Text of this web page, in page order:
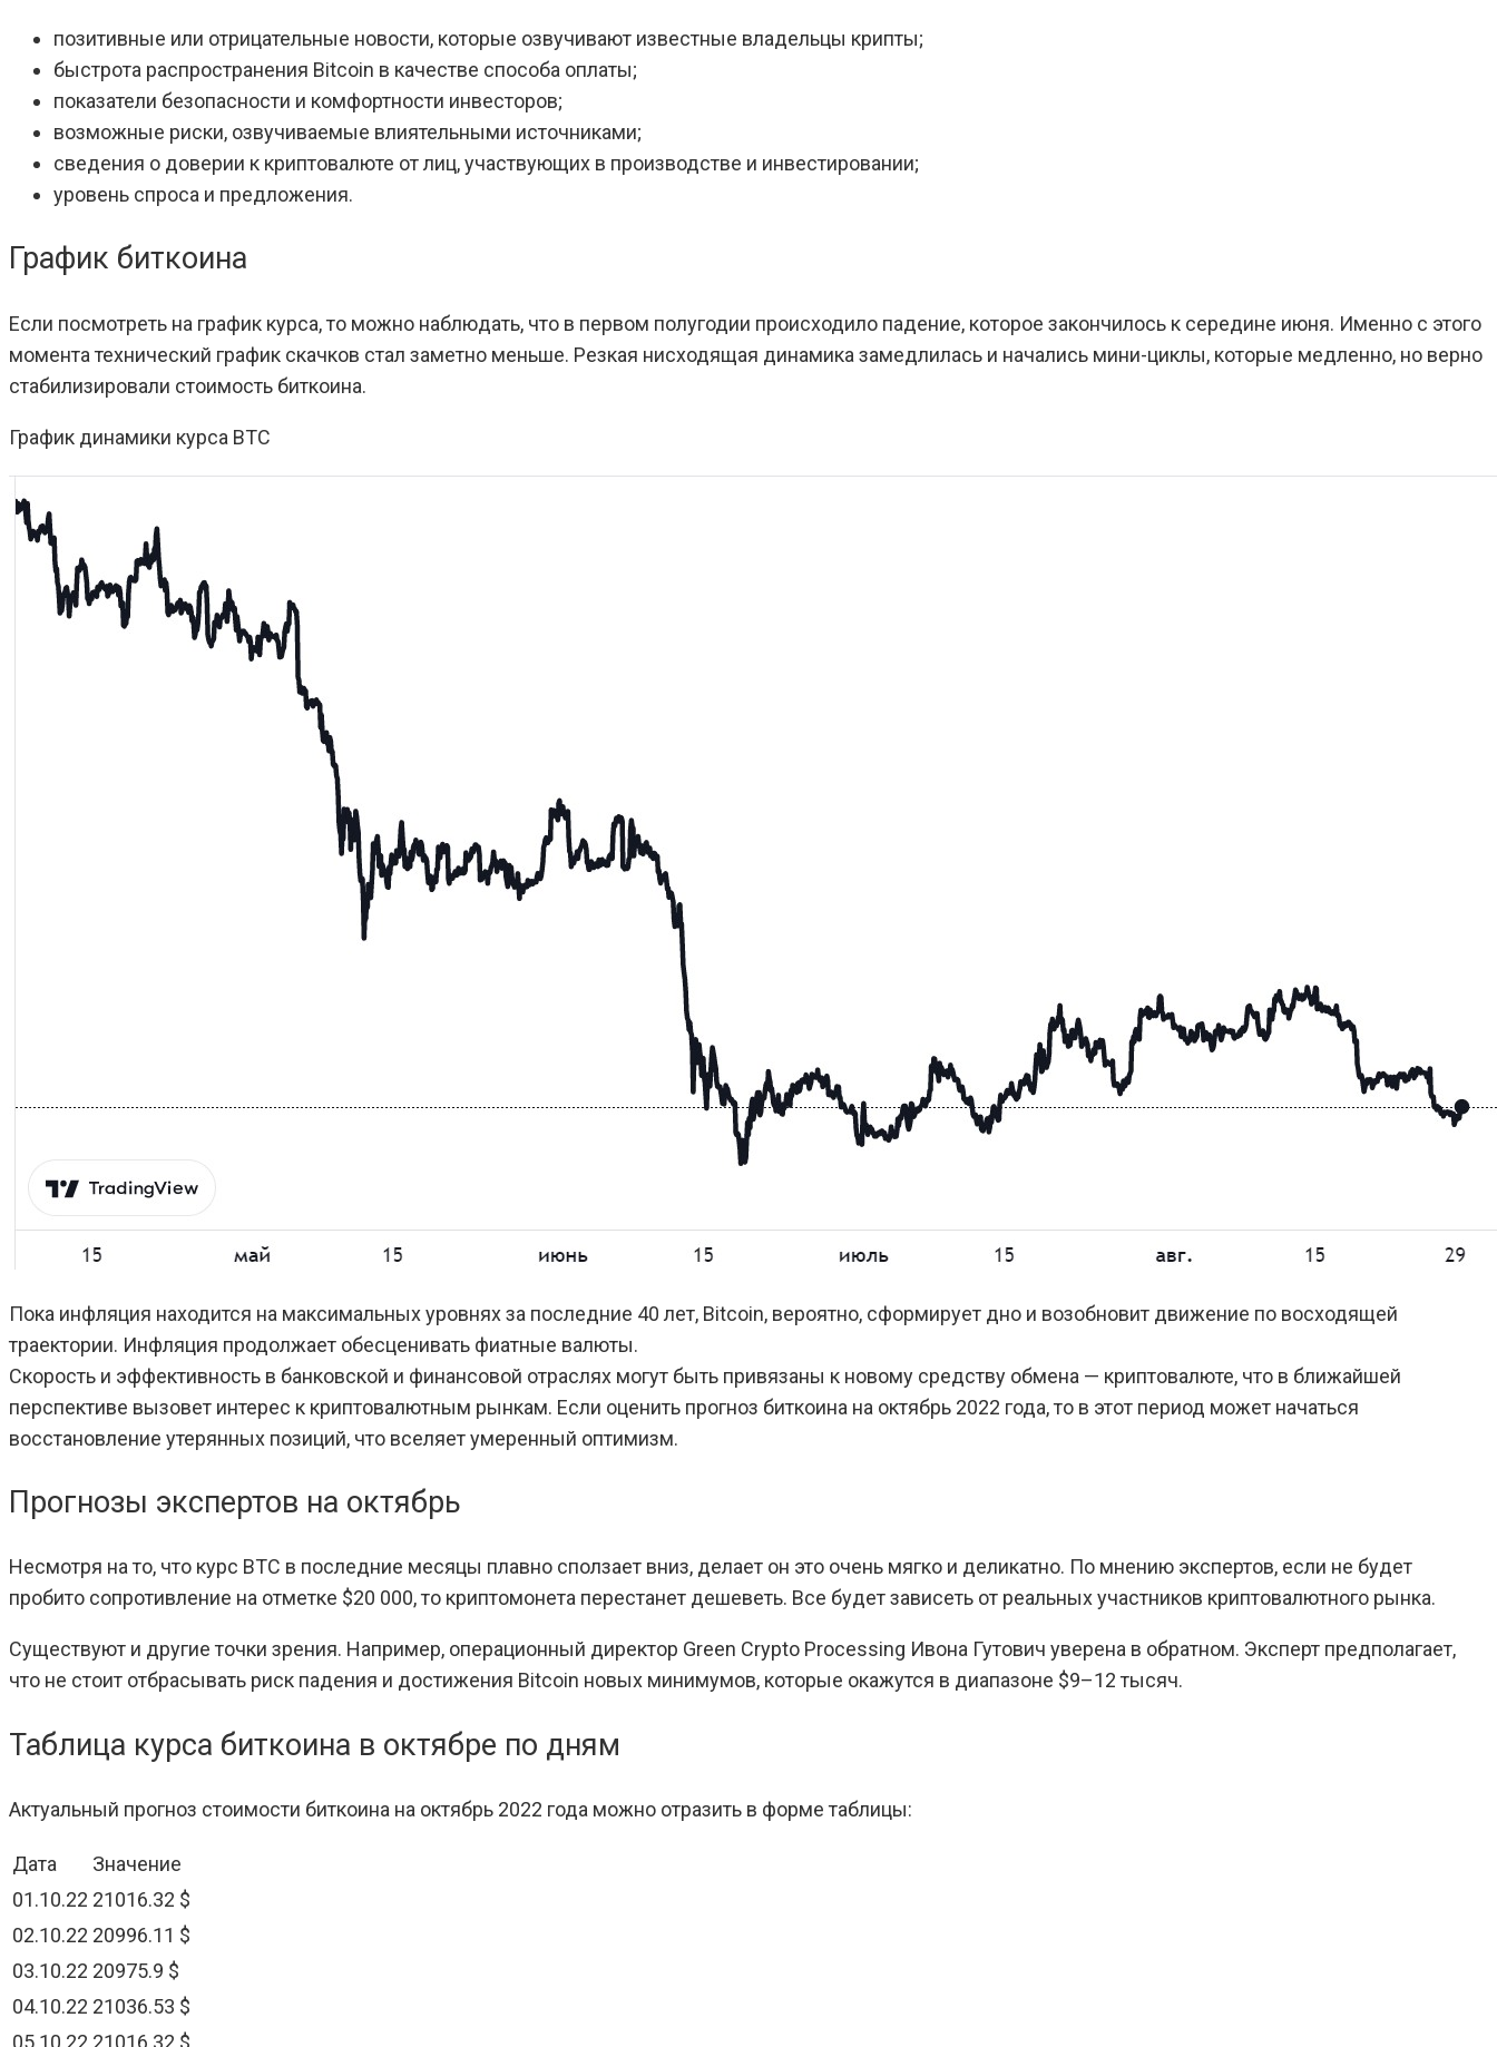
позитивные или отрицательные новости, которые озвучивают известные владельцы крипты;
быстрота распространения Bitcoin в качестве способа оплаты;
показатели безопасности и комфортности инвесторов;
возможные риски, озвучиваемые влиятельными источниками;
сведения о доверии к криптовалюте от лиц, участвующих в производстве и инвестировании;
уровень спроса и предложения.
График биткоина
Если посмотреть на график курса, то можно наблюдать, что в первом полугодии происходило падение, которое закончилось к середине июня. Именно с этого
момента технический график скачков стал заметно меньше. Резкая нисходящая динамика замедлилась и начались мини-циклы, которые медленно, но верно
стабилизировали стоимость биткоина.
График динамики курса BTC
Пока инфляция находится на максимальных уровнях за последние 40 лет, Bitcoin, вероятно, сформирует дно и возобновит движение по восходящей
траектории. Инфляция продолжает обесценивать фиатные валюты.
Скорость и эффективность в банковской и финансовой отраслях могут быть привязаны к новому средству обмена — криптовалюте, что в ближайшей
перспективе вызовет интерес к криптовалютным рынкам. Если оценить прогноз биткоина на октябрь 2022 года, то в этот период может начаться
восстановление утерянных позиций, что вселяет умеренный оптимизм.
Прогнозы экспертов на октябрь
Несмотря на то, что курс BTC в последние месяцы плавно сползает вниз, делает он это очень мягко и деликатно. По мнению экспертов, если не будет
пробито сопротивление на отметке $20 000, то криптомонета перестанет дешеветь. Все будет зависеть от реальных участников криптовалютного рынка.
Существуют и другие точки зрения. Например, операционный директор Green Crypto Processing Ивона Гутович уверена в обратном. Эксперт предполагает,
что не стоит отбрасывать риск падения и достижения Bitcoin новых минимумов, которые окажутся в диапазоне $9–12 тысяч.
Таблица курса биткоина в октябре по дням
Актуальный прогноз стоимости биткоина на октябрь 2022 года можно отразить в форме таблицы:
Дата
Значение
01.10.22 21016.32 $
02.10.22 20996.11 $
03.10.22 20975.9 $
04.10.22 21036.53 $
05.10.22 21016.32 $